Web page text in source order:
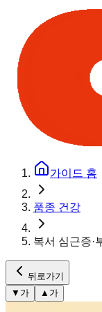
가이드 홈
품종 건강
복서 심근증·
뒤로가기
▼ 가 ▲ 가